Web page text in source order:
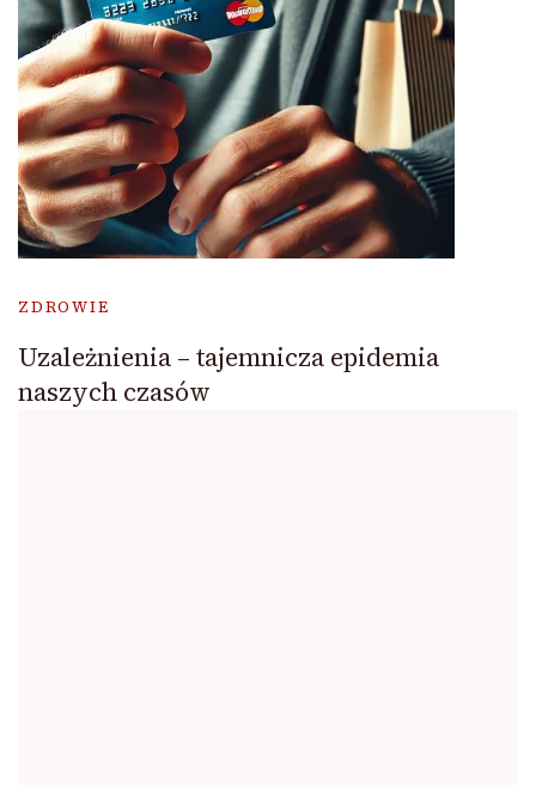
ZDROWIE
Uzależnienia – tajemnicza epidemia
naszych czasów